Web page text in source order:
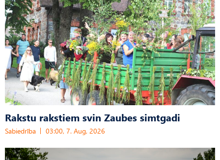
Rakstu rakstiem svin Zaubes simtgadi
Sabiedrība 03:00, 7. Aug, 2026